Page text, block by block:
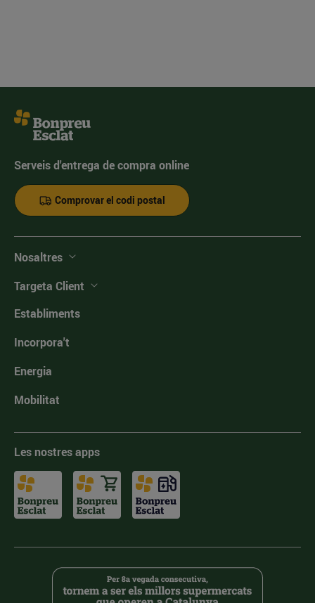
Serveis d'entrega de compra online
Comprovar el codi postal
Nosaltres
Targeta Client
Establiments
Incorpora't
Energia
Mobilitat
Les nostres apps